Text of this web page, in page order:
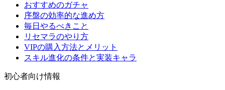
おすすめのガチャ
序盤の効率的な進め方
毎日やるべきこと
リセマラのやり方
VIPの購入方法とメリット
スキル進化の条件と実装キャラ
初心者向け情報